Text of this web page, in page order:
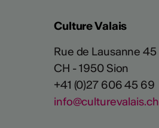
Culture Valais
Rue de Lausanne 45
CH - 1950 Sion
+41 (0)27 606 45 69
info@culturevalais.ch